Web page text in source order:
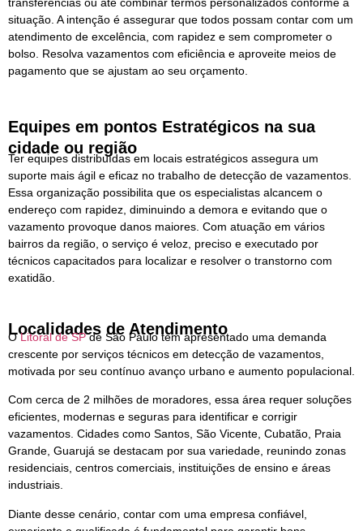
transferências ou até combinar termos personalizados conforme a
situação. A intenção é assegurar que todos possam contar com um
atendimento de excelência, com rapidez e sem comprometer o
bolso. Resolva vazamentos com eficiência e aproveite meios de
pagamento que se ajustam ao seu orçamento.
Equipes em pontos Estratégicos na sua
cidade ou região
Ter equipes distribuídas em locais estratégicos assegura um
suporte mais ágil e eficaz no trabalho de detecção de vazamentos.
Essa organização possibilita que os especialistas alcancem o
endereço com rapidez, diminuindo a demora e evitando que o
vazamento provoque danos maiores. Com atuação em vários
bairros da região, o serviço é veloz, preciso e executado por
técnicos capacitados para localizar e resolver o transtorno com
exatidão.
Localidades de Atendimento
OLitoral de SPde São Paulo tem apresentado uma demanda
crescente por serviços técnicos em detecção de vazamentos,
motivada por seu contínuo avanço urbano e aumento populacional.
Com cerca de 2 milhões de moradores, essa área requer soluções
eficientes, modernas e seguras para identificar e corrigir
vazamentos. Cidades como Santos, São Vicente, Cubatão, Praia
Grande, Guarujá se destacam por sua variedade, reunindo zonas
residenciais, centros comerciais, instituições de ensino e áreas
industriais.
Diante desse cenário, contar com uma empresa confiável,